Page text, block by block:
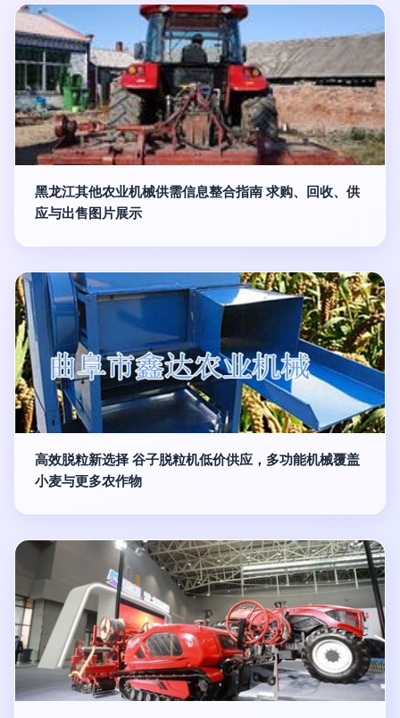
黑龙江其他农业机械供需信息整合指南 求购、回收、供
应与出售图片展示
高效脱粒新选择 谷子脱粒机低价供应，多功能机械覆盖
小麦与更多农作物